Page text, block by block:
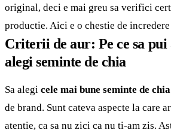
original, deci e mai greu sa verifici
productie. Aici e o chestie de
Criterii de aur: Pe ce sa pui
alegi seminte de chia
Sa alegi cele mai bune seminte de chia
de brand. Sunt cateva aspecte la care
atentie, ca sa nu zici ca nu ti-am zis.